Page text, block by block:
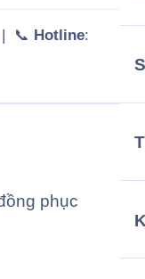
| 📞 Hotline: